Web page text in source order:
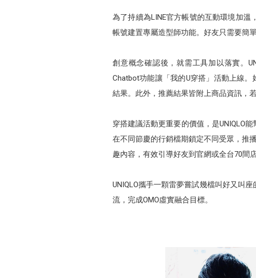
為了持續為LINE官方帳號的互動環境加溫
帳號建置專屬造型師功能。好友只需要簡
創意概念確認後，就需工具加以落實。
Chatbot功能讓「我的U穿搭」活動上線
結果。此外，推薦結果皆附上商品資訊，
穿搭建議活動更重要的價值，是UNIQLO
在不同節慶的行銷檔期鎖定不同受眾，推
趣內容，有效引導好友到官網或全台70間
UNIQLO攜手一顆雷夢嘗試幾檔叫好又叫
流，完成OMO虛實融合目標。